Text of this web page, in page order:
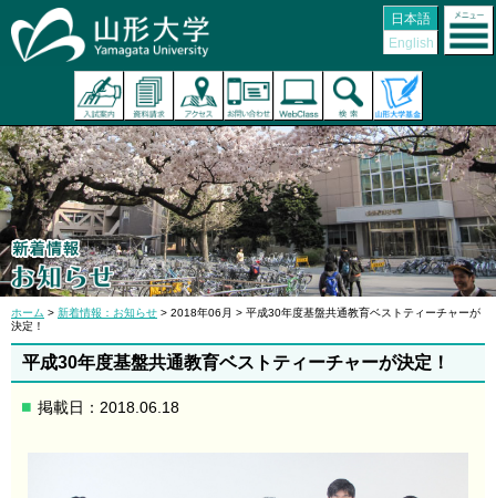
日本語
English
ホーム > 新着情報：お知らせ > 2018年06月 > 平成30年度基盤共通教育ベストティーチャーが
決定！
平成30年度基盤共通教育ベストティーチャーが決定！
掲載日：2018.06.18